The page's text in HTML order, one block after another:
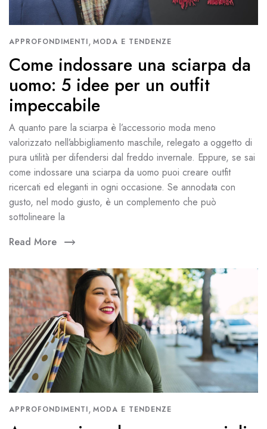
APPROFONDIMENTI, MODA E TENDENZE
Come indossare una sciarpa da
uomo: 5 idee per un outfit
impeccabile
A quanto pare la sciarpa è l’accessorio moda meno
valorizzato nell’abbigliamento maschile, relegato a oggetto di
pura utilità per difendersi dal freddo invernale. Eppure, se sai
come indossare una sciarpa da uomo puoi creare outfit
ricercati ed eleganti in ogni occasione. Se annodata con
gusto, nel modo giusto, è un complemento che può
sottolineare la
Read More
APPROFONDIMENTI, MODA E TENDENZE